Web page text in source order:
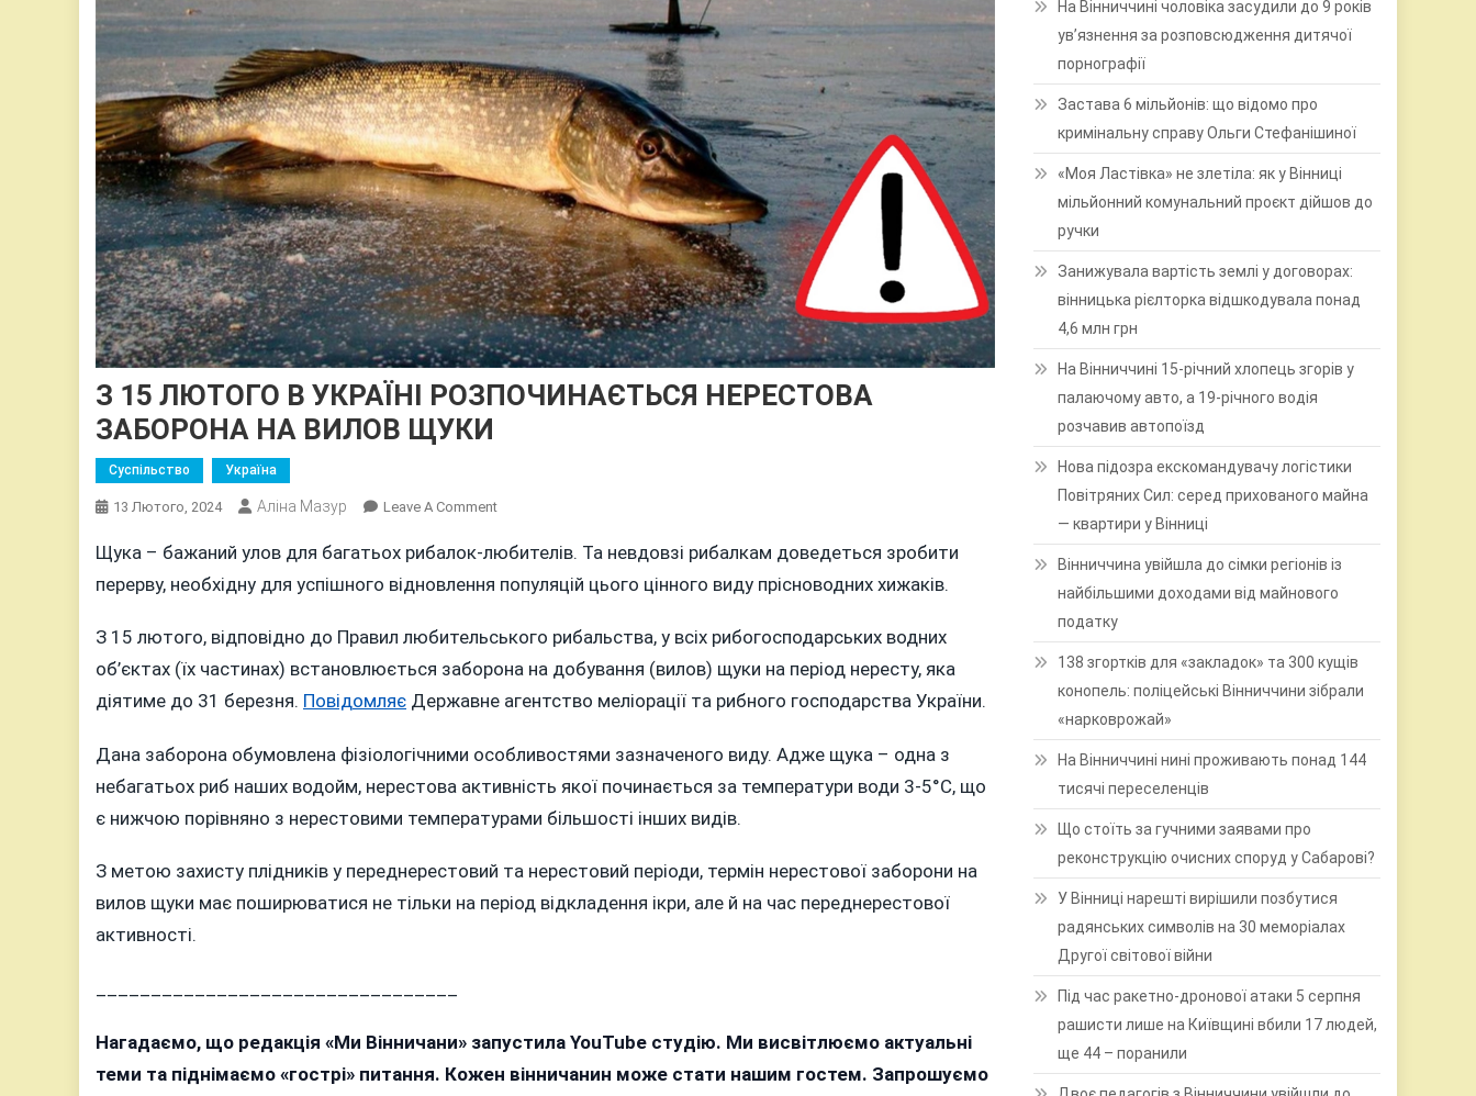
З 15 ЛЮТОГО В УКРАЇНІ РОЗПОЧИНАЄТЬСЯ НЕРЕСТОВА
ЗАБОРОНА НА ВИЛОВ ЩУКИ
Суспільство Україна
13 Лютого, 2024 Аліна Мазур Leave A CommentOn
15
ЛЮТОГО
УКРАЇНІ
НЕРЕСТОВА
ЗАБОРОНА
ВИЛОВ
ЩУКИ
Щука – бажаний улов для багатьох рибалок-любителів. Та невдовзі рибалкам доведеться зробити
перерву, необхідну для успішного відновлення популяцій цього цінного виду прісноводних хижаків.
З 15 лютого, відповідно до Правил любительського рибальства, у всіх рибогосподарських водних
об’єктах (їх частинах) встановлюється заборона на добування (вилов) щуки на період нересту, яка
діятиме до 31 березня. Повідомляє Державне агентство меліорації та рибного господарства України.
Дана заборона обумовлена фізіологічними особливостями зазначеного виду. Адже щука – одна з
небагатьох риб наших водойм, нерестова активність якої починається за температури води 3-5°C, що
є нижчою порівняно з нерестовими температурами більшості інших видів.
З метою захисту плідників у переднерестовий та нерестовий періоди, термін нерестової заборони на
вилов щуки має поширюватися не тільки на період відкладення ікри, але й на час переднерестової
активності.
Нагадаємо, що редакція «Ми Вінничани» запустила YouTube студію. Ми висвітлюємо актуальні
теми та піднімаємо «гострі» питання. Кожен вінничанин може стати нашим гостем. Запрошуємо
На Вінниччині чоловіка засудили до 9 років
ув’язнення за розповсюдження дитячої
порнографії
Застава 6 мільйонів: що відомо про
кримінальну справу Ольги Стефанішиної
«Моя Ластівка» не злетіла: як у Вінниці
мільйонний комунальний проєкт дійшов до
ручки
Занижувала вартість землі у договорах:
вінницька рієлторка відшкодувала понад
4,6 млн грн
На Вінниччині 15-річний хлопець згорів у
палаючому авто, а 19-річного водія
розчавив автопоїзд
Нова підозра екскомандувачу логістики
Повітряних Сил: серед прихованого майна
— квартири у Вінниці
Вінниччина увійшла до сімки регіонів із
найбільшими доходами від майнового
податку
138 згортків для «закладок» та 300 кущів
конопель: поліцейські Вінниччини зібрали
«нарковрожай»
На Вінниччині нині проживають понад 144
тисячі переселенців
Що стоїть за гучними заявами про
реконструкцію очисних споруд у Сабарові?
У Вінниці нарешті вирішили позбутися
радянських символів на 30 меморіалах
Другої світової війни
Під час ракетно-дронової атаки 5 серпня
рашисти лише на Київщині вбили 17 людей,
ще 44 – поранили